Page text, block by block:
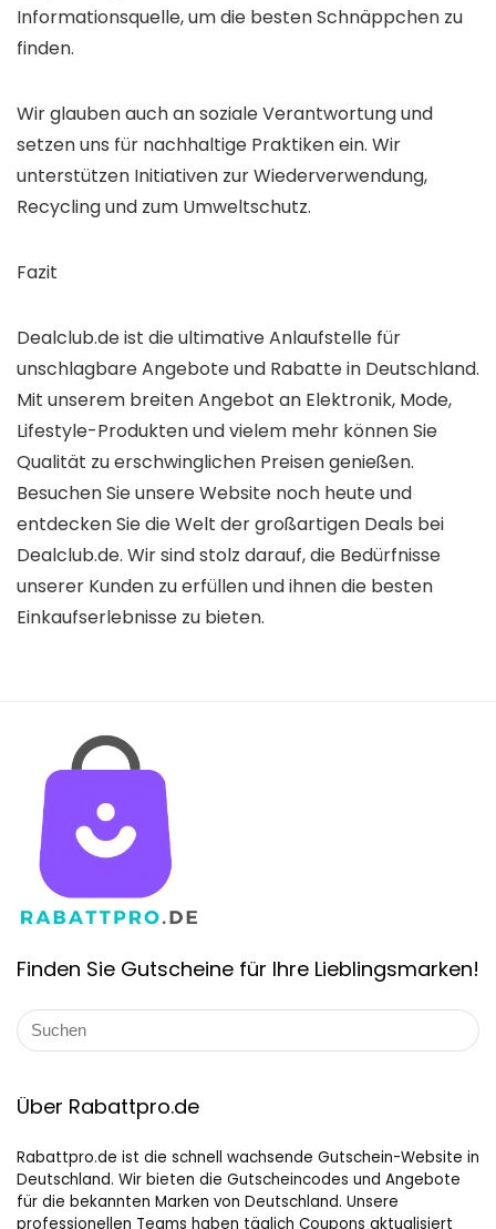
Informationsquelle, um die besten Schnäppchen zu
finden.
Wir glauben auch an soziale Verantwortung und
setzen uns für nachhaltige Praktiken ein. Wir
unterstützen Initiativen zur Wiederverwendung,
Recycling und zum Umweltschutz.
Fazit
Dealclub.de ist die ultimative Anlaufstelle für
unschlagbare Angebote und Rabatte in Deutschland.
Mit unserem breiten Angebot an Elektronik, Mode,
Lifestyle-Produkten und vielem mehr können Sie
Qualität zu erschwinglichen Preisen genießen.
Besuchen Sie unsere Website noch heute und
entdecken Sie die Welt der großartigen Deals bei
Dealclub.de. Wir sind stolz darauf, die Bedürfnisse
unserer Kunden zu erfüllen und ihnen die besten
Einkaufserlebnisse zu bieten.
Finden Sie Gutscheine für Ihre Lieblingsmarken!
Über Rabattpro.de
Rabattpro.de ist die schnell wachsende Gutschein-Website in
Deutschland. Wir bieten die Gutscheincodes und Angebote
für die bekannten Marken von Deutschland. Unsere
professionellen Teams haben täglich Coupons aktualisiert